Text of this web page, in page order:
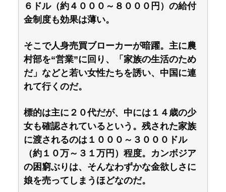
６ドル（約４０００～８０００円）の給付
金制度も効果は薄い。
そこで人身売買ブローカーが暗躍。主に農
村部を“営業”に回り、「家族の生活のため
だ」などと若い女性たちを誘い、中国に連
れて行くのだ。
標的は主に２０代だが、中には１４歳の少
女も確認されているという。残された家族
に渡されるのは１０００～３０００ドル
（約１０万～３１万円）程度。カンボジア
の困窮ぶりは、そんなわずかな金欲しさに
娘を売ってしまうほどなのだ。